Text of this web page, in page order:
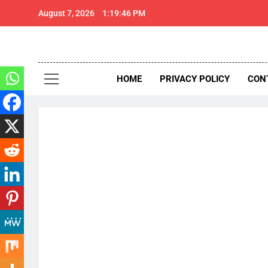
August 7, 2026 1:19:47 PM
Thar
HOME PRIVACY POLICY